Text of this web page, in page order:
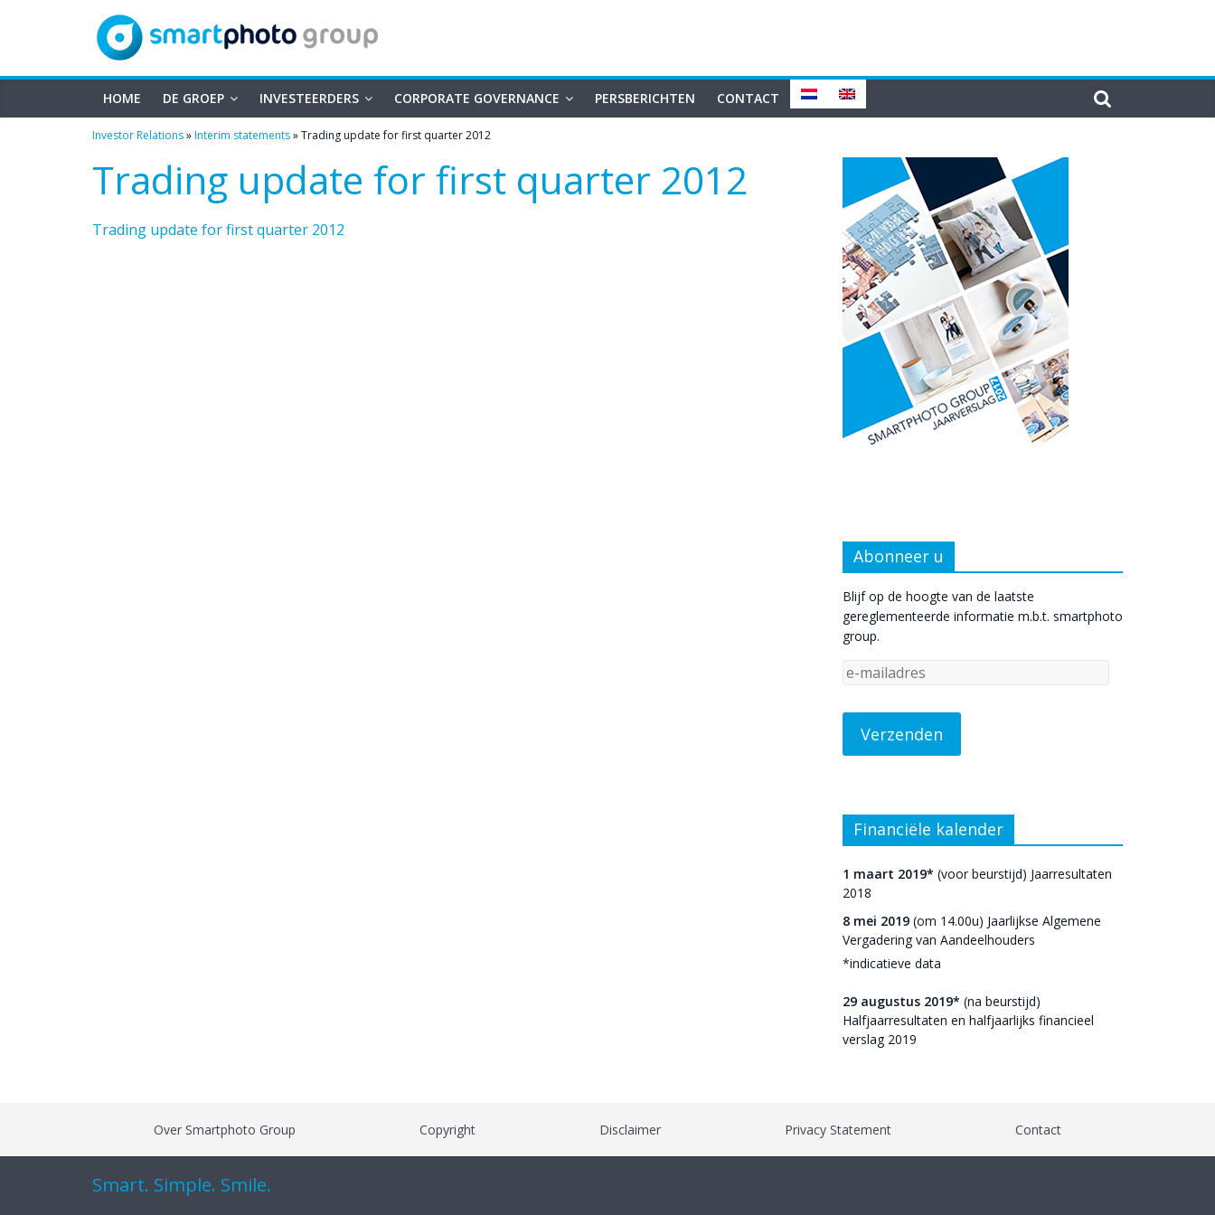
smartphoto
group
HOME DE GROEP INVESTEERDERS CORPORATE GOVERNANCE PERSBERICHTEN CONTACT
Investor Relations»Interim statements»Trading update for first quarter 2012
Trading update for first quarter 2012
Trading update for first quarter 2012
Abonneer u
Blijf op de hoogte van de laatste
gereglementeerde informatie m.b.t. smartphoto
group.
Financiële kalender
1 maart 2019* (voor beurstijd) Jaarresultaten
2018
8 mei 2019 (om 14.00u) Jaarlijkse Algemene
Vergadering van Aandeelhouders
*indicatieve data
29 augustus 2019* (na beurstijd)
Halfjaarresultaten en halfjaarlijks financieel
verslag 2019
Over Smartphoto Group Copyright Disclaimer Privacy Statement Contact
Smart. Simple. Smile.